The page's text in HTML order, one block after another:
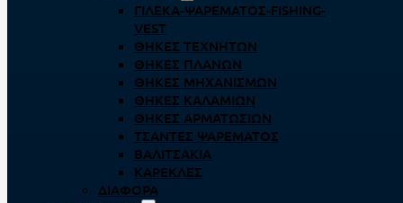
ΓΙΛΈΚΑ-ΨΑΡΈΜΑΤΟΣ-FISHING-
VEST
ΘΉΚΕΣ ΤΕΧΝΗΤΏΝ
ΘΉΚΕΣ ΠΛΆΝΩΝ
ΘΉΚΕΣ ΜΗΧΑΝΙΣΜΏΝ
ΘΉΚΕΣ ΚΑΛΑΜΙΏΝ
ΘΉΚΕΣ ΑΡΜΑΤΩΣΙΏΝ
ΤΣΆΝΤΕΣ ΨΑΡΈΜΑΤΟΣ
ΒΑΛΙΤΣΆΚΙΑ
ΚΑΡΈΚΛΕΣ
ΔΙΆΦΟΡΑ